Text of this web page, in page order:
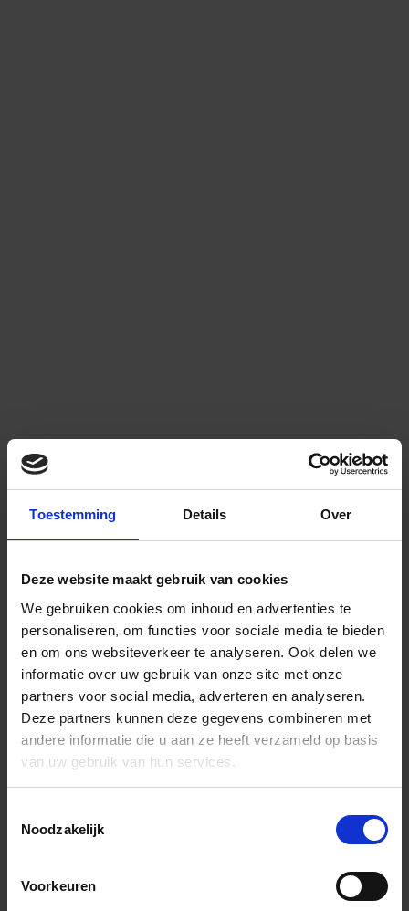
Toestemming Details Over
Deze website maakt gebruik van cookies
We gebruiken cookies om inhoud en advertenties te
personaliseren, om functies voor sociale media te bieden
en om ons websiteverkeer te analyseren. Ook delen we
informatie over uw gebruik van onze site met onze
partners voor social media, adverteren en analyseren.
Deze partners kunnen deze gegevens combineren met
andere informatie die u aan ze heeft verzameld op basis
van uw gebruik van hun services.
Noodzakelijk
Voorkeuren